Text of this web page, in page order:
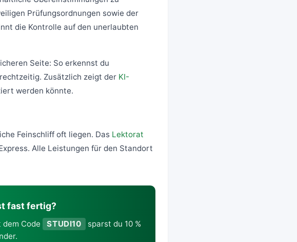
Prüfungsordnungen sowie der
die Kontrolle auf den unerlaubten
Seite: So erkennst du
Zusätzlich zeigt der KI-
werden könnte.
Feinschliff oft liegen. Das Lektorat
Alle Leistungen für den Standort
fast fertig?
Code STUDI10
sparst du 10 %